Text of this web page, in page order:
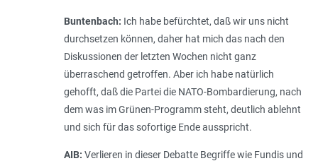
Buntenbach: Ich habe befürchtet, daß wir uns nicht
durchsetzen können, daher hat mich das nach den
Diskussionen der letzten Wochen nicht ganz
überraschend getroffen. Aber ich habe natürlich
gehofft, daß die Partei die NATO-Bombardierung, nach
dem was im Grünen-Programm steht, deutlich ablehnt
und sich für das sofortige Ende ausspricht.
AIB: Verlieren in dieser Debatte Begriffe wie Fundis und